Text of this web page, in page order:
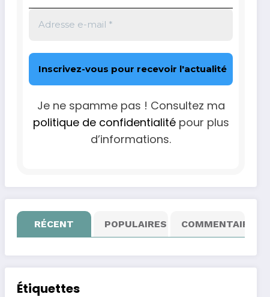
Je ne spamme pas ! Consultez ma
politique de confidentialitépour plus
d’informations.
RÉCENT POPULAIRES COMMENTAIRE
Étiquettes